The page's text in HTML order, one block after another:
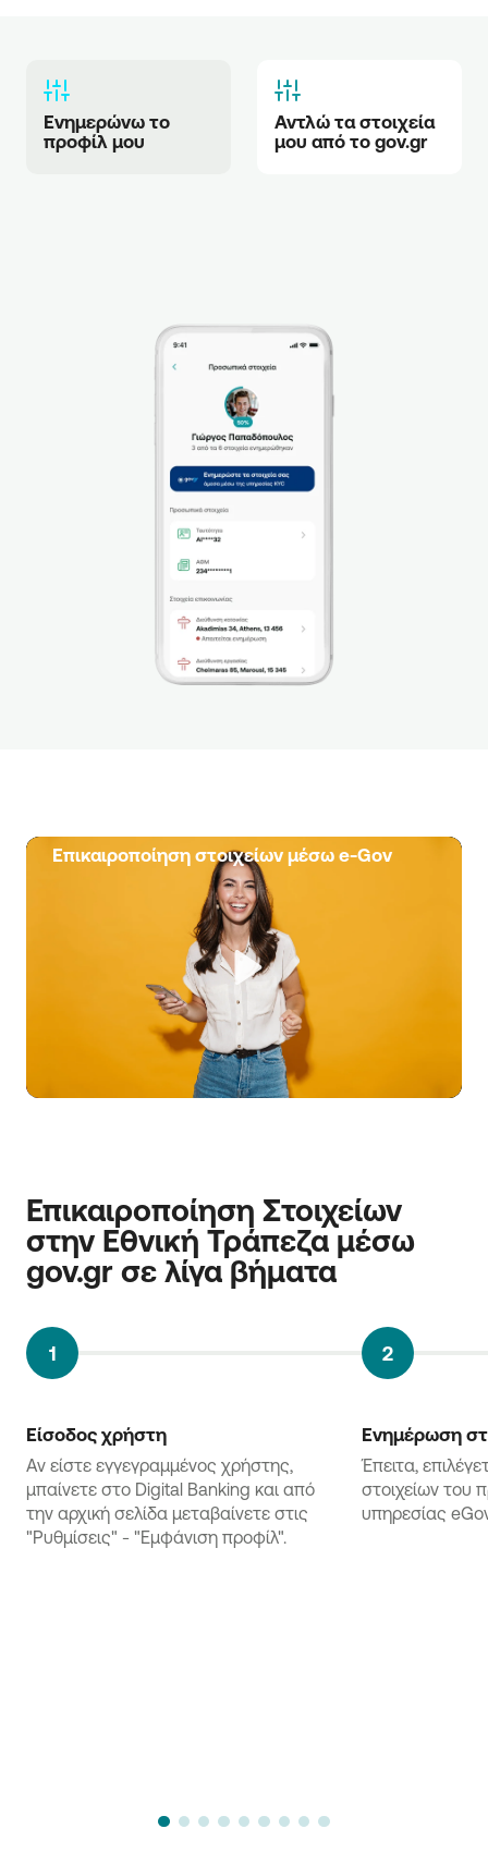
Ενημερώνω το
προφίλ μου
Αντλώ τα στοιχεία
μου από το gov.gr
Play
Επικαιροποίηση στοιχείων μέσω e-Gov
Επικαιροποίηση Στοιχείων
στην Εθνική Τράπεζα μέσω
gov.gr σε λίγα βήματα
Είσοδος χρήστη
Αν είστε εγγεγραμμένος χρήστης,
μπαίνετε στο Digital Banking και από
την αρχική σελίδα μεταβαίνετε στις
"Ρυθμίσεις" - "Εμφάνιση προφίλ".
Ενημέρωση
Έπειτα,
στοιχείων του
υπηρεσίας